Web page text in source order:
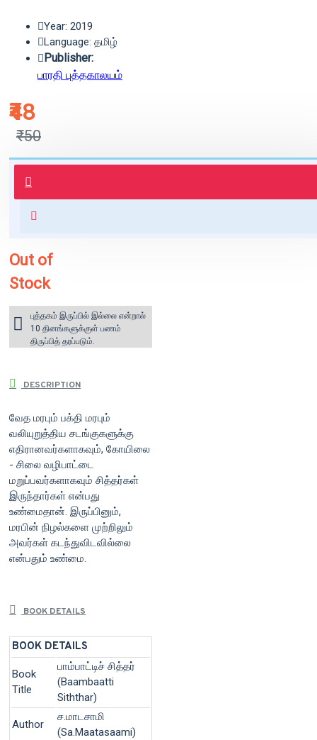
₹48
₹50
Year: 2019
Language: தமிழ்
Publisher:
பாரதி புத்தகாலயம்
புத்தகம் 3 - 7 நாட்களில் அனுப்பி
வைக்கப்படும்.
for orders above ₹1000 within
Out of
Stock
புத்தகம் இருப்பில் இல்லை என்றால்
10 தினங்களுக்குள் பணம்
திருப்பித் தரப்படும்.
DESCRIPTION
வேத மரபும் பக்தி மரபும்
வலியுறுத்திய சடங்குகளுக்கு
எதிரானவர்களாகவும், கோயிலை
- சிலை வழிபாட்டை
மறுப்பவர்களாகவும் சித்தர்கள்
இருந்தார்கள் என்பது
உண்மைதான். இருப்பினும்,
மரபின் நிழல்களை முற்றிலும்
அவர்கள் கடந்துவிடவில்லை
என்பதும் உண்மை.
BOOK DETAILS
BOOK DETAILS
Book
Title
பாம்பாட்டிச் சித்தர்
(Baambaatti
Siththar)
Author
ச.மாடசாமி
(Sa.Maatasaami)